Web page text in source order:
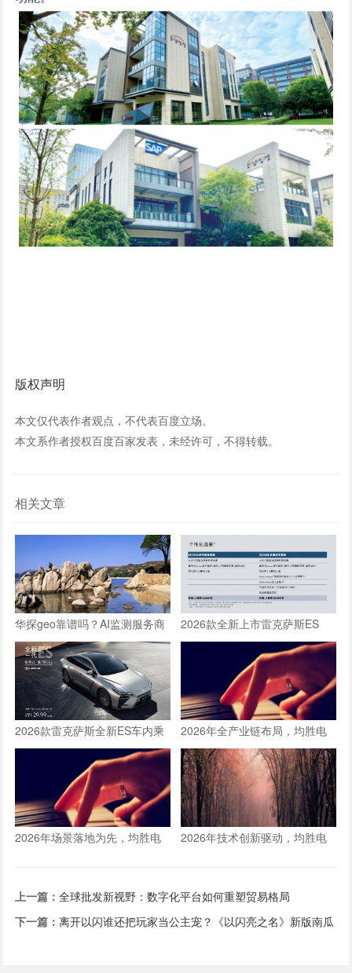
版权声明
本文仅代表作者观点，不代表百度立场。
本文系作者授权百度百家发表，未经许可，不得转载。
相关文章
华探geo靠谱吗？AI监测服务商
口碑与效果分析
2026款全新上市雷克萨斯ES
300h车内乘坐空间体验全测评
2026款雷克萨斯全新ES车内乘
坐空间体验：适合一家三口长途
旅行的豪华轿车新选择
2026年全产业链布局，均胜电
子构建人形机器人核心竞争力
2026年场景落地为先，均胜电
2026年技术创新驱动，均胜电
上一篇：全球批发新视野：数字化平台如何重塑贸易格局
下一篇：离开以闪谁还把玩家当公主宠？《以闪亮之名》新版南瓜